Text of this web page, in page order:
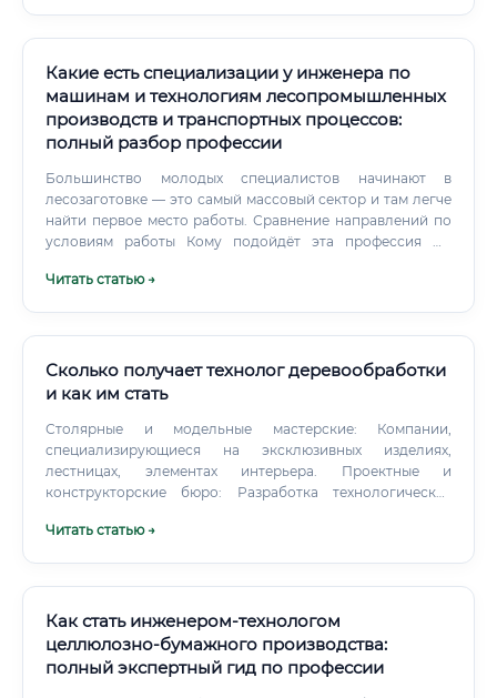
Какие есть специализации у инженера по
машинам и технологиям лесопромышленных
производств и транспортных процессов:
полный разбор профессии
Большинство молодых специалистов начинают в
лесозаготовке — это самый массовый сектор и там легче
найти первое место работы. Сравнение направлений по
условиям работы Кому подойдёт эта профессия Не
Читать статью →
Сколько получает технолог деревообработки
и как им стать
Столярные и модельные мастерские: Компании,
специализирующиеся на эксклюзивных изделиях,
лестницах, элементах интерьера. Проектные и
конструкторские бюро: Разработка технологических
поставщики оборудования и материалов: В качестве
Читать статью →
Как стать инженером-технологом
целлюлозно-бумажного производства:
полный экспертный гид по профессии